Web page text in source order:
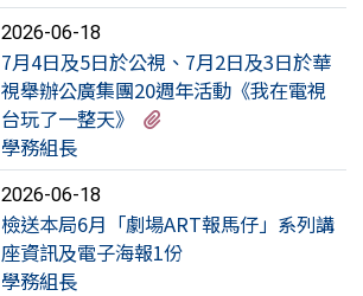
2026-06-18
7月4日及5日於公視、7月2日及3日於華
視舉辦公廣集團20週年活動《我在電視
台玩了一整天》
學務組長
2026-06-18
檢送本局6月「劇場ART報馬仔」系列講
座資訊及電子海報1份
學務組長